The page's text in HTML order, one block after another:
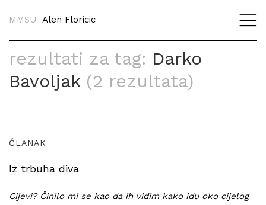
MMSU Alen Floricic
rezultati za tag: Darko
Bavoljak (2 rezultata)
ČLANAK
Iz trbuha diva
Cijevi? Činilo mi se kao da ih vidim kako idu oko cijelog